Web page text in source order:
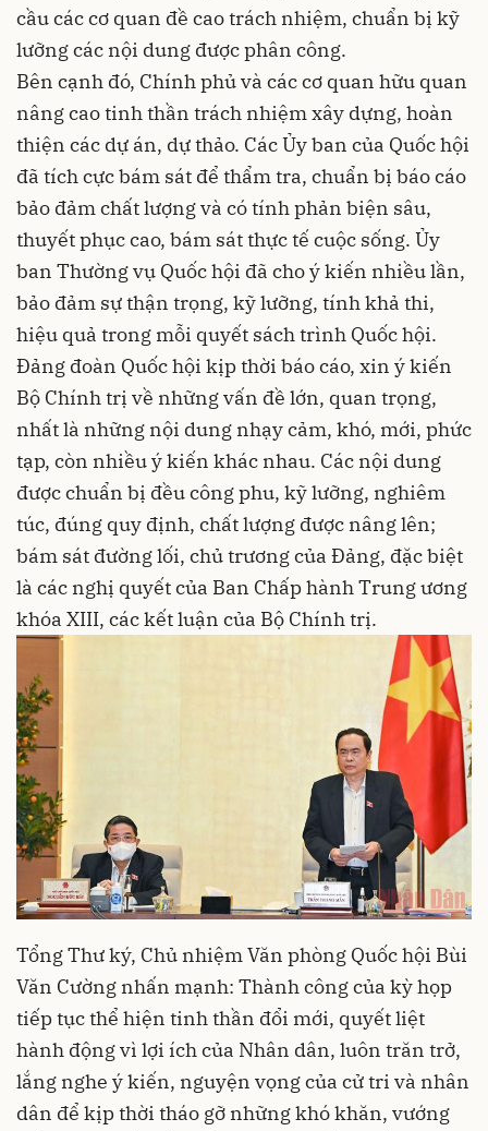
cầu các cơ quan đề cao trách nhiệm, chuẩn bị kỹ
lưỡng các nội dung được phân công.
Bên cạnh đó, Chính phủ và các cơ quan hữu quan
nâng cao tinh thần trách nhiệm xây dựng, hoàn
thiện các dự án, dự thảo. Các Ủy ban của Quốc hội
đã tích cực bám sát để thẩm tra, chuẩn bị báo cáo
bảo đảm chất lượng và có tính phản biện sâu,
thuyết phục cao, bám sát thực tế cuộc sống. Ủy
ban Thường vụ Quốc hội đã cho ý kiến nhiều lần,
bảo đảm sự thận trọng, kỹ lưỡng, tính khả thi,
hiệu quả trong mỗi quyết sách trình Quốc hội.
Đảng đoàn Quốc hội kịp thời báo cáo, xin ý kiến
Bộ Chính trị về những vấn đề lớn, quan trọng,
nhất là những nội dung nhạy cảm, khó, mới, phức
tạp, còn nhiều ý kiến khác nhau. Các nội dung
được chuẩn bị đều công phu, kỹ lưỡng, nghiêm
túc, đúng quy định, chất lượng được nâng lên;
bám sát đường lối, chủ trương của Đảng, đặc biệt
là các nghị quyết của Ban Chấp hành Trung ương
khóa XIII, các kết luận của Bộ Chính trị.
Tổng Thư ký, Chủ nhiệm Văn phòng Quốc hội Bùi
Văn Cường nhấn mạnh: Thành công của kỳ họp
tiếp tục thể hiện tinh thần đổi mới, quyết liệt
hành động vì lợi ích của Nhân dân, luôn trăn trở,
lắng nghe ý kiến, nguyện vọng của cử tri và nhân
dân để kịp thời tháo gỡ những khó khăn, vướng